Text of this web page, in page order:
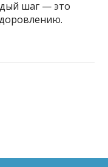
шаг — это